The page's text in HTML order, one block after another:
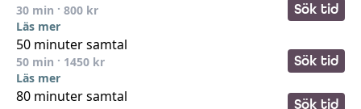
30 min · 800 kr
Läs mer
Sök tid
50 minuter samtal
50 min · 1450 kr
Läs mer
Sök tid
80 minuter samtal Sök tid